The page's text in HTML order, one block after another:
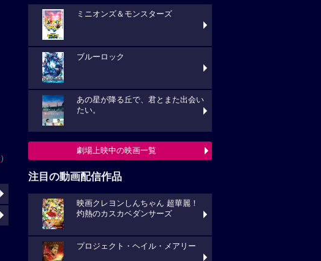
）
ミニオンズ＆モンスターズ
ブルーロック
あの星が降る丘で、君とまた出会い
たい。
劇場上映中の映画一覧
注目の動画配信作品
映画クレヨンしんちゃん 超華麗！
灼熱のカスカベダンサーズ
プロジェクト・ヘイル・メアリー